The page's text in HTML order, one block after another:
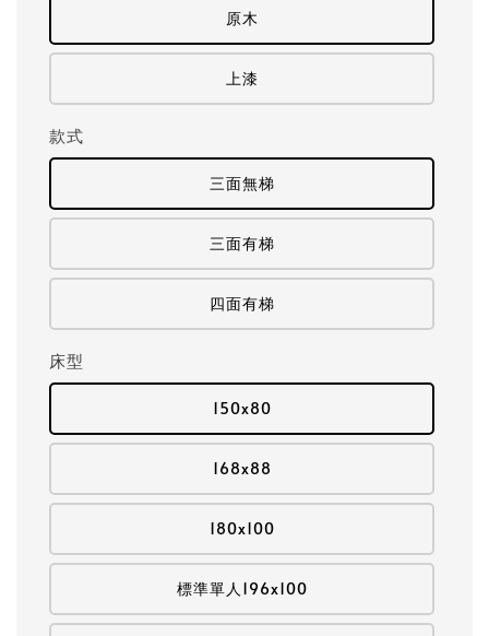
原木
上漆
款式
三面無梯
三面有梯
四面有梯
床型
150x80
168x88
180x100
標準單人196x100